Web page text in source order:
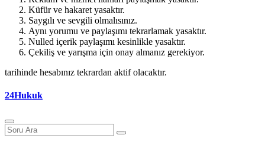
Küfür ve hakaret yasaktır.
Saygılı ve sevgili olmalısınız.
Aynı yorumu ve paylaşımı tekrarlamak yasaktır.
Nulled içerik paylaşımı kesinlikle yasaktır.
Çekiliş ve yarışma için onay almanız gerekiyor.
tarihinde hesabınız tekrardan aktif olacaktır.
24Hukuk